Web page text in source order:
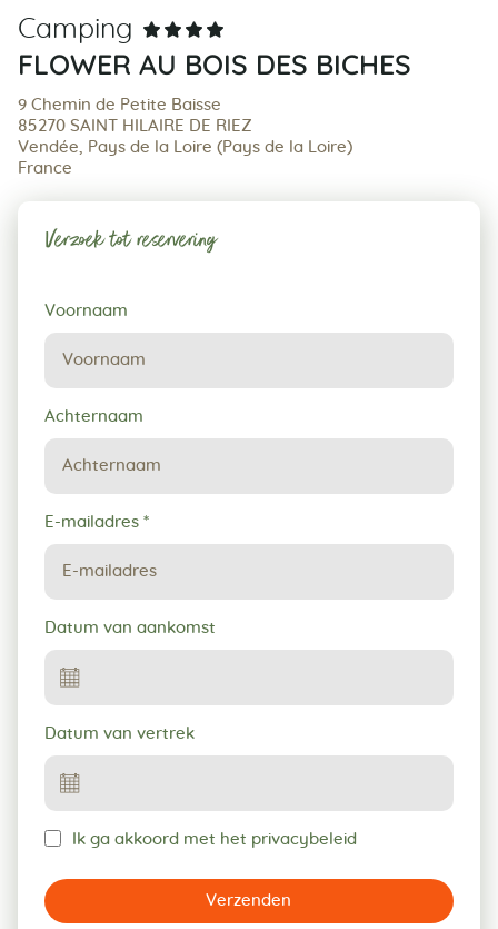
Camping
FLOWER AU BOIS DES BICHES
9 Chemin de Petite Baisse
85270 SAINT HILAIRE DE RIEZ
Vendée, Pays de la Loire (Pays de la Loire)
France
Verzoek tot reservering
Verzoek
tot
reservering
Voornaam
Achternaam
E-mailadres *
Datum van aankomst
Datum van vertrek
Ik ga akkoord met het privacybeleid
Verzenden